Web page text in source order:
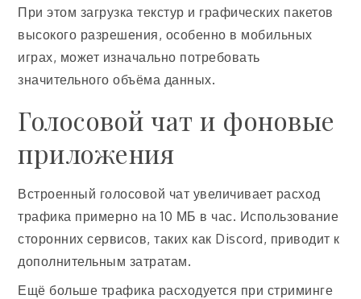
При этом загрузка текстур и графических пакетов
высокого разрешения, особенно в мобильных
играх, может изначально потребовать
значительного объёма данных.
Голосовой чат и фоновые
приложения
Встроенный голосовой чат увеличивает расход
трафика примерно на 10 МБ в час. Использование
сторонних сервисов, таких как Discord, приводит к
дополнительным затратам.
Ещё больше трафика расходуется при стриминге